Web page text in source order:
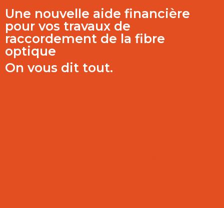
Une nouvelle aide financière
pour vos travaux de
raccordement de la fibre
optique
On vous dit tout.